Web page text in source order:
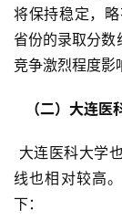
将保持稳定，
省份的录取分数
竞争激烈程度影
（二）大连医
线也相对较高
下：